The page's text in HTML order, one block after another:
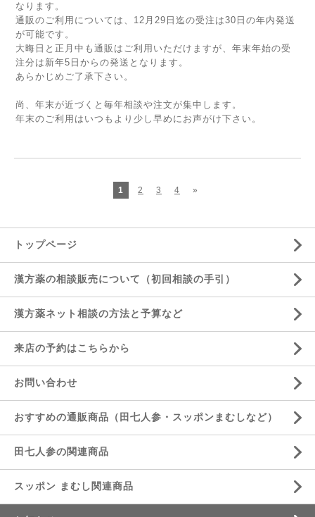
なります。
通販のご利用については、12月29日迄の受注は30日の年内発送
が可能です。
大晦日と正月中も通販はご利用いただけますが、年末年始の受
注分は新年5日からの発送となります。
あらかじめご了承下さい。
尚、年末が近づくと毎年相談や注文が集中します。
年末のご利用はいつもより少し早めにお声がけ下さい。
1 2 3 4 »
トップページ
漢方薬の相談販売について（初回相談の手引）
漢方薬ネット相談の方法と予算など
来店の予約はこちらから
お問い合わせ
おすすめの通販商品（田七人参・スッポンまむしなど）
田七人参の関連商品
スッポン まむし関連商品